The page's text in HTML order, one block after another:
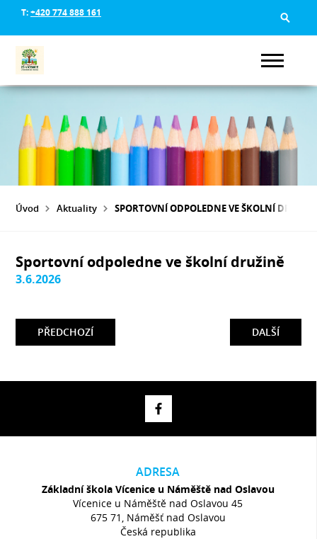
T:+420 774 888 161
Úvod Aktuality SPORTOVNÍ ODPOLEDNE VE ŠKOLNÍ
Sportovní odpoledne ve školní družině
3.6.2026
DALŠÍ
PŘEDCHOZÍ
ADRESA
Základní škola Vícenice u Náměště nad Oslavou
Vícenice u Náměště nad Oslavou 45
675 71, Náměšť nad Oslavou
Česká republika